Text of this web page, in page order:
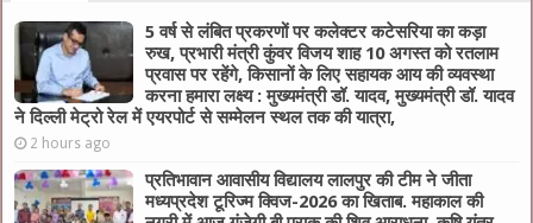
5 वर्ष से लंबित प्रकरणों पर कलेक्टर कटेसरिया का कड़ा
रुख, प्रभारी मंत्री कुंवर विजय शाह 10 अगस्त को रतलाम
प्रवास पर रहेंगे, किसानों के लिए सहायक आय की व्यवस्था
करना हमारा लक्ष्य : मुख्यमंत्री डॉ. यादव, मुख्यमंत्री डॉ. यादव
ने दिल्ली मेट्रो रेल में एयरपोर्ट से सम्मेलन स्थल तक की यात्रा,
2 hours ago
प्रतिभावान आवासीय विद्यालय लालपुर की टीम ने जीता
मध्यप्रदेश टूरिज्म क्विज-2026 का खिताब. महाकाल की